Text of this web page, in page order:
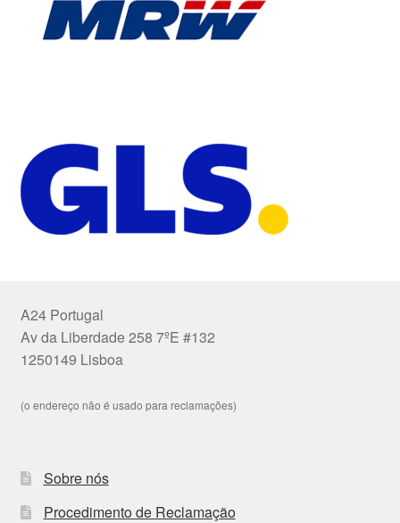
A24 Portugal
Av da Liberdade 258 7ºE #132
1250149 Lisboa
(o endereço não é usado para reclamações)
Sobre nós
Procedimento de Reclamação